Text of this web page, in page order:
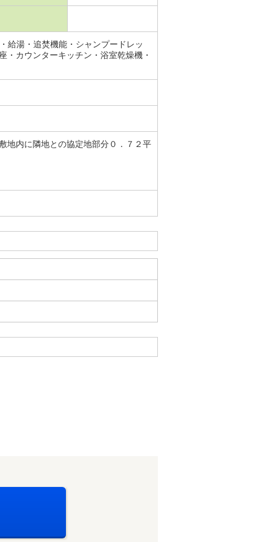
給湯・追焚機能・シャンプードレッ
・カウンターキッチン・浴室乾燥機・
内に隣地との協定地部分０．７２平